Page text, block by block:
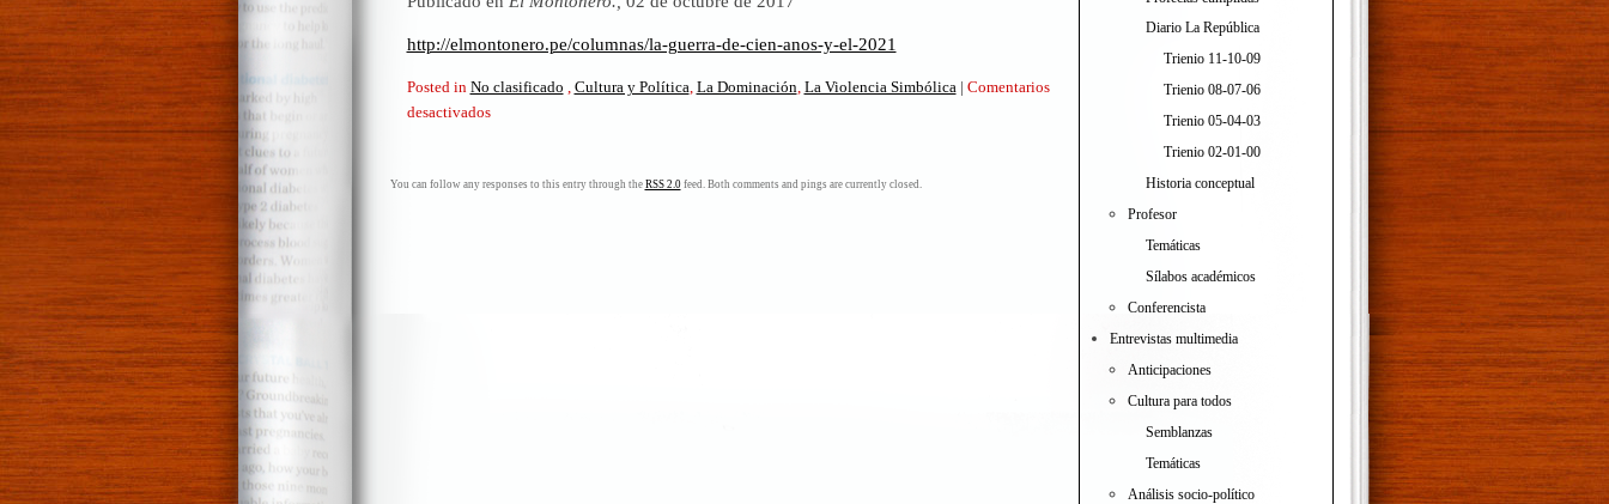
http://elmontonero.pe/columnas/la-guerra-de-cien-anos-y-el-2021
Posted in No clasificado , Cultura y Política, La Dominación, La Violencia Simbólica | Comentarios
desactivadosen
de
You can follow any responses to this entry through the RSS 2.0feed. Both comments and pings are currently closed.
Diario La República
Trienio 11-10-09
Trienio 08-07-06
Trienio 05-04-03
Trienio 02-01-00
Historia conceptual
Profesor
Temáticas
Sílabos académicos
Conferencista
Entrevistas multimedia
Anticipaciones
Cultura para todos
Semblanzas
Temáticas
Análisis socio-político